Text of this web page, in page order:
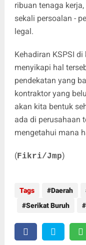
ribuan tenaga
sekali persoalan -
legal.
Kehadiran KSPSI
menyikapi hal
pendekatan yang
kontraktor yang
akan kita bentuk
ada di perusahaan
mengetahui mana
(Fikri/Jmp)
Tags Daerah
Serikat Buruh